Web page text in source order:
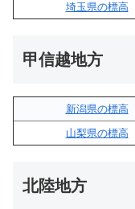
埼玉県の標高
甲信越地方
新潟県の標高
山梨県の標高
北陸地方